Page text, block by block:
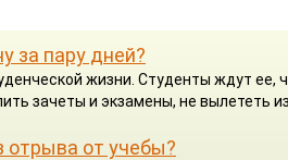
за пару дней?
жизни. Студенты ждут ее,
зачеты и экзамены, не вылететь из
отрыва от учебы?